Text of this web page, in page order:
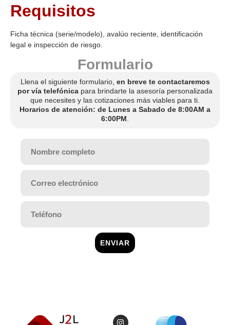
Requisitos
Ficha técnica (serie/modelo), avalúo reciente, identificación
legal e inspección de riesgo.
Formulario
Llena el siguiente formulario, en breve te contactaremos
por vía telefónica para brindarte la asesoría personalizada
que necesites y las cotizaciones más viables para ti.
Horarios de atención: de Lunes a Sabado de 8:00AM a
6:00PM.
ENVIAR